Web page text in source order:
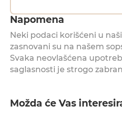
Napomena
Neki podaci korišćeni u
zasnovani su na našem
Svaka neovlašćena
saglasnosti je strogo
Možda će Vas